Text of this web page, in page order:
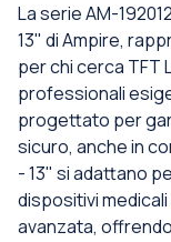
La serie AM-
13" di Ampire,
per chi cerca TFT
professionali
progettato per
sicuro, anche in
- 13" si adattano
dispositivi
avanzata,